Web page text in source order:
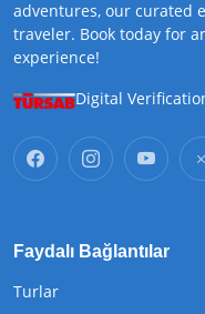
adventures, our curated
traveler. Book today for
experience!
Digital
Faydalı Bağlantılar
Turlar